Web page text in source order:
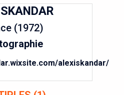
(1972)
alexiskandar/